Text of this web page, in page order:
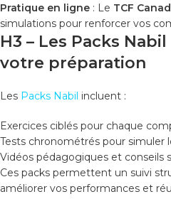
Pratique en ligne : Le TCF
simulations pour renforcer vos
H3 – Les Packs
votre préparation
Les Packs Nabil incluent :
Exercices ciblés pour chaque
Tests chronométrés pour simuler
Vidéos pédagogiques et conseils
Ces packs permettent un suivi
améliorer vos performances et